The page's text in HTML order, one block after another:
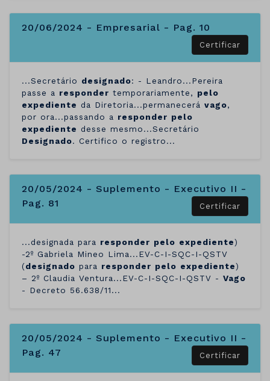
20/06/2024 - Empresarial - Pag. 10
Certificar
...Secretário designado: - Leandro...Pereira
passe a responder temporariamente, pelo
expediente da Diretoria...permanecerá vago,
por ora...passando a responder pelo
expediente desse mesmo...Secretário
Designado. Certifico o registro...
20/05/2024 - Suplemento - Executivo II -
Pag. 81
Certificar
...designada para responder pelo expediente)
-2º Gabriela Mineo Lima...EV-C-I-SQC-I-QSTV
(designado para responder pelo expediente)
– 2º Claudia Ventura...EV-C-I-SQC-I-QSTV - Vago
- Decreto 56.638/11...
20/05/2024 - Suplemento - Executivo II -
Pag. 47
Certificar